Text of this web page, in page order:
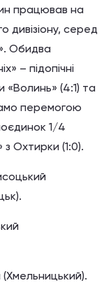
працював на
дивізіону, серед
Обидва
– підопічні
«Волинь» (4:1) та
перемогою
1/4
Охтирки (1:0).
(Хмельницький).